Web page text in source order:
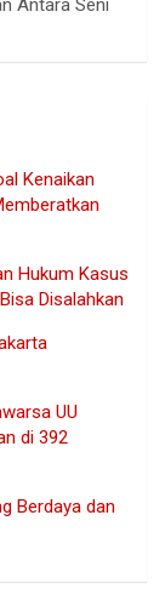
Antara Seni
Kenaikan
Hukum Kasus
Disalahkan
UU
di 392
Berdaya dan